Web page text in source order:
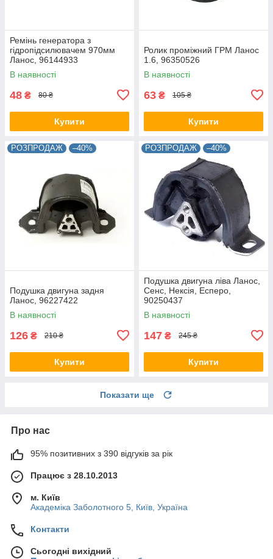
Ремінь генератора з
гідропідсилювачем 970мм
Ланос, 96144933
В наявності
48 ₴ 80 ₴
Купити
Ролик проміжний ГРМ Ланос
1.6, 96350526
В наявності
63 ₴ 105 ₴
Купити
РОЗПРОДАЖ –40%
Подушка двигуна задня
Ланос, 96227422
В наявності
126 ₴ 210 ₴
Купити
РОЗПРОДАЖ –40%
Подушка двигуна ліва Ланос,
Сенс, Нексія, Есперо,
90250437
В наявності
147 ₴ 245 ₴
Купити
Показати ще
Про нас
95% позитивних з 390 відгуків за рік
Працює з 28.10.2013
м. Київ
Академіка Заболотного 5, Київ, Україна
Контакти
Сьогодні вихідний